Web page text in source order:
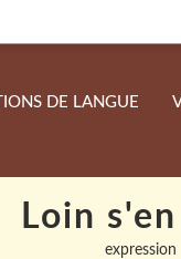
DE LANGUE
Loin
expression